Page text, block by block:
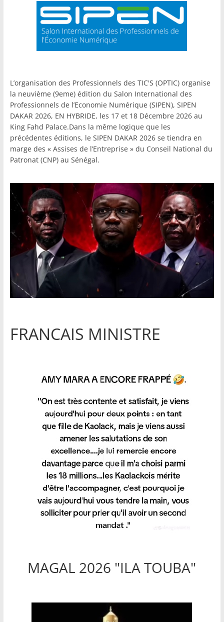
L’organisation des Professionnels des TIC'S (OPTIC) organise
la neuvième (9eme) édition du Salon International des
Professionnels de l’Economie Numérique (SIPEN), SIPEN
DAKAR 2026, EN HYBRIDE, les 17 et 18 Décembre 2026 au
King Fahd Palace.Dans la même logique que les
précédentes éditions, le SIPEN DAKAR 2026 se tiendra en
marge des « Assises de l’Entreprise » du Conseil National du
Patronat (CNP) au Sénégal.
FRANCAIS MINISTRE
MAGAL 2026 "ILA TOUBA"